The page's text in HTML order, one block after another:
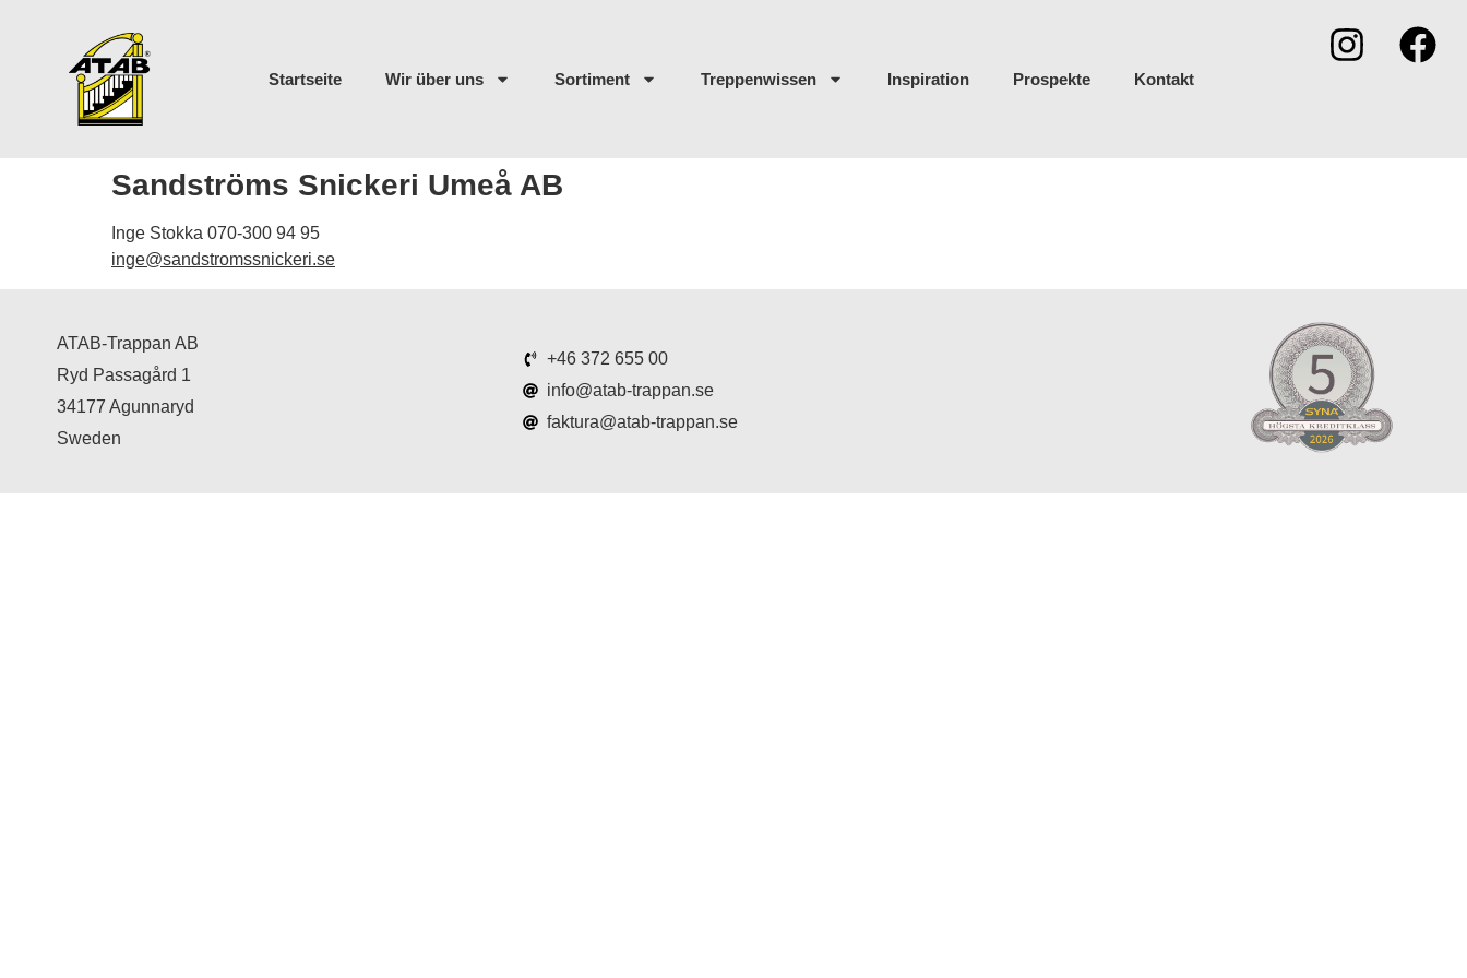
Startseite Wir über uns Sortiment Treppenwissen Inspiration Prospekte Kontakt
Sandströms Snickeri Umeå AB
Inge Stokka 070-300 94 95
inge@sandstromssnickeri.se
ATAB-Trappan AB
Ryd Passagård 1
34177 Agunnaryd
Sweden
+46 372 655 00
info@atab-trappan.se
faktura@atab-trappan.se